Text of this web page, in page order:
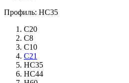
Профиль: НС35
С20
С8
С10
С21
НС35
НС44